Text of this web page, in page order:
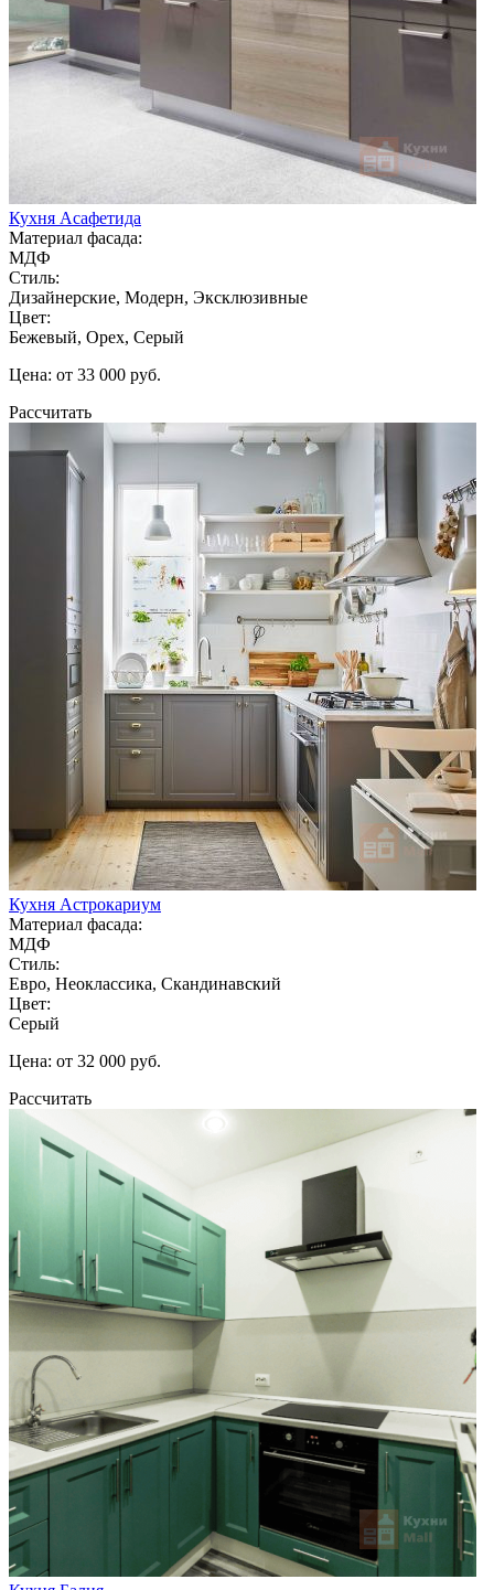
Кухня Асафетида
Материал фасада:
МДФ
Стиль:
Дизайнерские, Модерн, Эксклюзивные
Цвет:
Бежевый, Орех, Серый
Цена: от 33 000 руб.
Рассчитать
Кухня Астрокариум
Материал фасада:
МДФ
Стиль:
Евро, Неоклассика, Скандинавский
Цвет:
Серый
Цена: от 32 000 руб.
Рассчитать